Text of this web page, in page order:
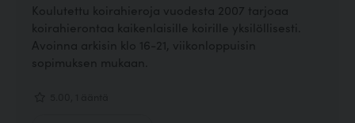
Koulutettu koirahieroja vuodesta 2007 tarjoaa
koirahierontaa kaikenlaisille koirille yksilöllisesti.
Avoinna arkisin klo 16-21, viikonloppuisin
sopimuksen mukaan.